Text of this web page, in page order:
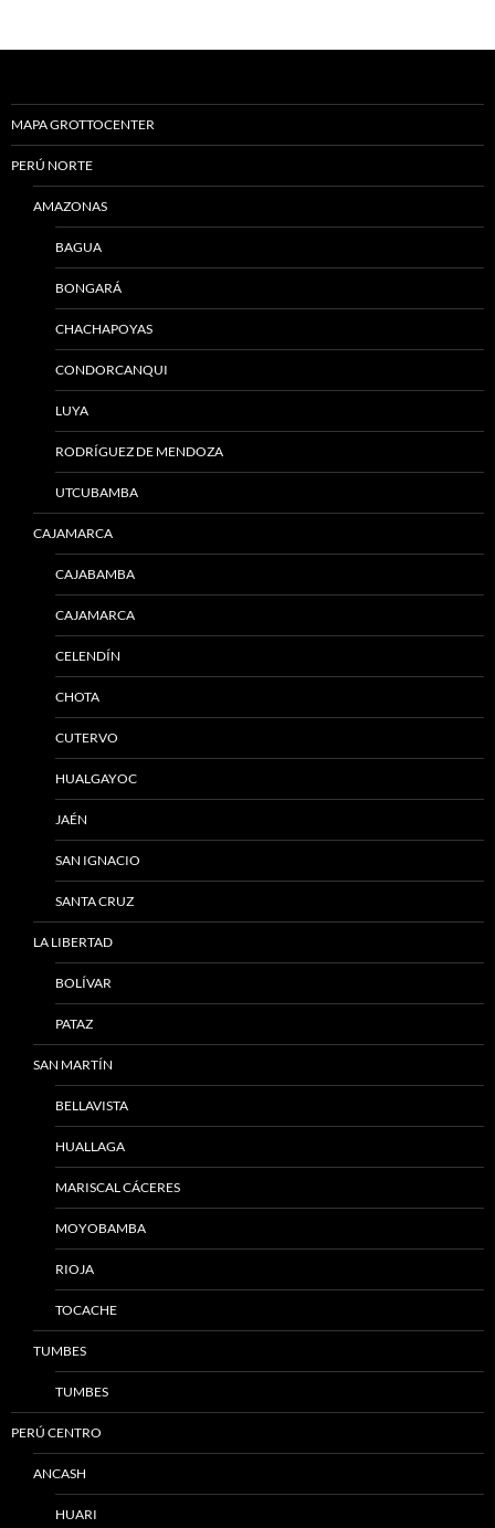
MAPA GROTTOCENTER
PERÚ NORTE
AMAZONAS
BAGUA
BONGARÁ
CHACHAPOYAS
CONDORCANQUI
LUYA
RODRÍGUEZ DE MENDOZA
UTCUBAMBA
CAJAMARCA
CAJABAMBA
CAJAMARCA
CELENDÍN
CHOTA
CUTERVO
HUALGAYOC
JAÉN
SAN IGNACIO
SANTA CRUZ
LA LIBERTAD
BOLÍVAR
PATAZ
SAN MARTÍN
BELLAVISTA
HUALLAGA
MARISCAL CÁCERES
MOYOBAMBA
RIOJA
TOCACHE
TUMBES
TUMBES
PERÚ CENTRO
ANCASH
HUARI